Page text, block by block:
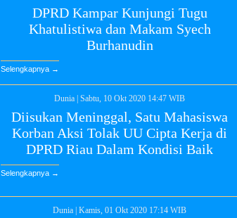
DPRD Kampar Kunjungi Tugu
Khatulistiwa dan Makam Syech
Burhanudin
Selengkapnya →
Dunia Sabtu, 10 Okt 2020 14:47 WIB
Diisukan Meninggal, Satu Mahasiswa
Korban Aksi Tolak UU Cipta Kerja di
DPRD Riau Dalam Kondisi Baik
Selengkapnya →
Dunia Kamis, 01 Okt 2020 17:14 WIB